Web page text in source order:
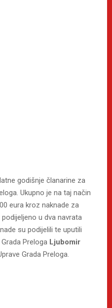
godišnje članarine za
Ukupno je na taj način
eura kroz naknade za
u dva navrata
su podijelili te uputili
Preloga Ljubomir
Grada Preloga.